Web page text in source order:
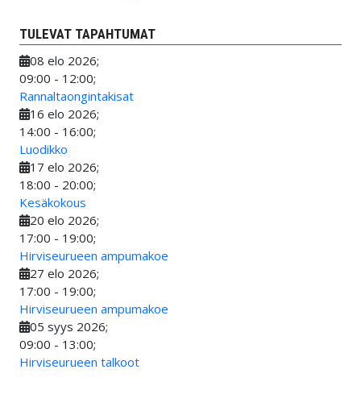
TULEVAT TAPAHTUMAT
08 elo 2026;
09:00 - 12:00;
Rannaltaongintakisat
16 elo 2026;
14:00 - 16:00;
Luodikko
17 elo 2026;
18:00 - 20:00;
Kesäkokous
20 elo 2026;
17:00 - 19:00;
Hirviseurueen ampumakoe
27 elo 2026;
17:00 - 19:00;
Hirviseurueen ampumakoe
05 syys 2026;
09:00 - 13:00;
Hirviseurueen talkoot